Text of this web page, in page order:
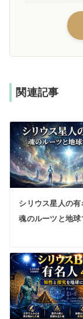
関連記事
シリウス星人の有
魂のルーツと地